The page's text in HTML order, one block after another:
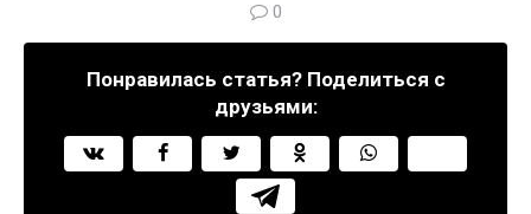
0
Понравилась статья? Поделиться с
друзьями: